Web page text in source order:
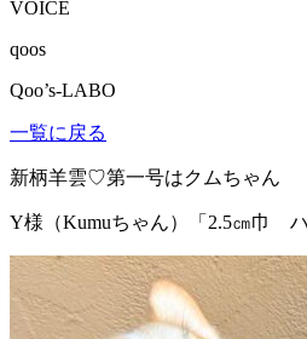
VOICE
qoos
Qoo’s-LABO
一覧に戻る
新柄羊雲♡第一号はクムちゃん
Y様（Kumuちゃん） 「2.5㎝巾